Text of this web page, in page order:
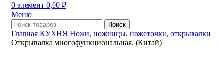
0 элемент 0,00 ₽
Меню
Поиск
Главная КУХНЯ Ножи, ножницы, ножеточки, открывалки
Открывалка многофункциональная. (Китай)